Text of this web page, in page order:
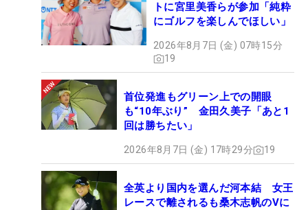
トに宮里美香らが参加「純粋
にゴルフを楽しんでほしい」
2026年8月7日 (金) 07時15分
19
首位発進もグリーン上での開眼
も“10年ぶり” 金田久美子「あと1
回は勝ちたい」
2026年8月7日 (金) 17時29分 19
全英より国内を選んだ河本結 女王
レースで離されるも桑木志帆のVに